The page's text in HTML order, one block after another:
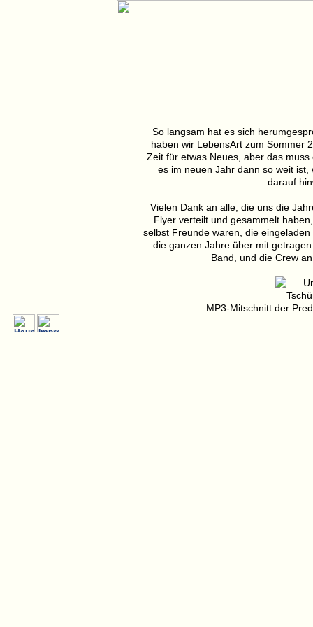
So langsam hat es sich
haben wir LebensArt zum Sommer
Zeit für etwas Neues, aber das
es im neuen Jahr dann so weit
darauf
Vielen Dank an alle, die uns die
Flyer verteilt und gesammelt
selbst Freunde waren, die
die ganzen Jahre über mit
Band, und die Crew
MP3-Mitschnitt der